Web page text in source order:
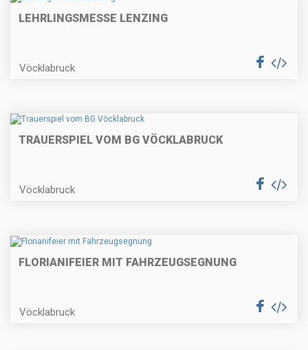
LEHRLINGSMESSE LENZING
Vöcklabruck
TRAUERSPIEL VOM BG VÖCKLABRUCK
Vöcklabruck
FLORIANIFEIER MIT FAHRZEUGSEGNUNG
Vöcklabruck